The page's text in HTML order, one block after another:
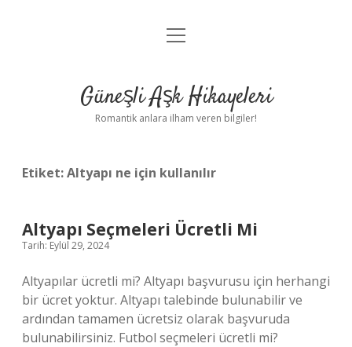
Anasayfa
Yasal Uyarı
menüyü
Güneşli Aşk Hikayeleri
Romantik anlara ilham veren bilgiler!
Etiket:Altyapı ne için kullanılır
Altyapı Seçmeleri Ücretli Mi
Tarih: Eylül 29, 2024
Altyapılar ücretli mi? Altyapı başvurusu için herhangi
bir ücret yoktur. Altyapı talebinde bulunabilir ve
ardından tamamen ücretsiz olarak başvuruda
bulunabilirsiniz. Futbol seçmeleri ücretli mi?